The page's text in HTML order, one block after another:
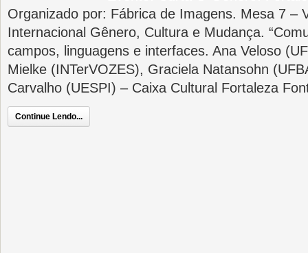
Organizado por: Fábrica de Imagens. Mesa 7 –
Internacional Gênero, Cultura e Mudança.
campos, linguagens e interfaces. Ana Veloso
Mielke (INTerVOZES), Graciela Natansohn
Carvalho (UESPI) – Caixa Cultural Fortaleza
Continue Lendo...